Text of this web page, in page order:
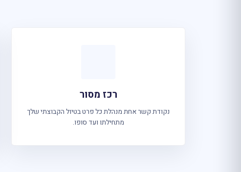
רכז מסור
נקודת קשר אחת מנהלת כל פרט בטיול הקבוצתי שלך
מתחילתו ועד סופו.